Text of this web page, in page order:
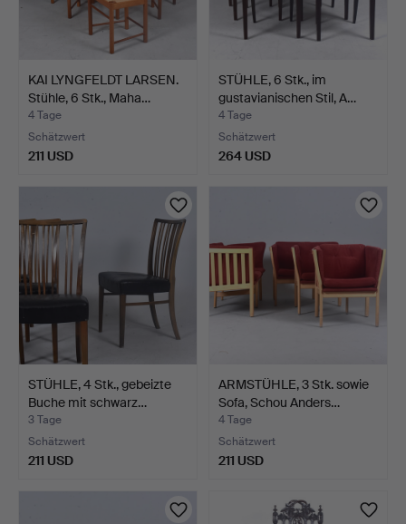
KAI LYNGFELDT LARSEN.
Stühle, 6 Stk., Maha…
4 Tage
Schätzwert
211 USD
STÜHLE, 6 Stk., im
gustavianischen Stil, A…
4 Tage
Schätzwert
264 USD
STÜHLE, 4 Stk., gebeizte
Buche mit schwarz…
3 Tage
Schätzwert
211 USD
ARMSTÜHLE, 3 Stk. sowie
Sofa, Schou Anders…
4 Tage
Schätzwert
211 USD